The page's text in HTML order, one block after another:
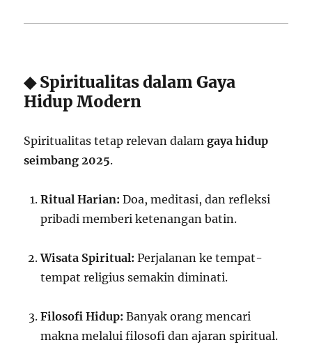
◆ Spiritualitas dalam Gaya
Hidup Modern
Spiritualitas tetap relevan dalamgaya hidup
seimbang 2025.
Ritual Harian: Doa, meditasi, dan refleksi
pribadi memberi ketenangan batin.
Wisata Spiritual: Perjalanan ke tempat-
tempat religius semakin diminati.
Filosofi Hidup: Banyak orang mencari
makna melalui filosofi dan ajaran spiritual.